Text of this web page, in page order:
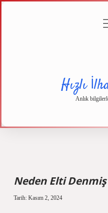
Hızlı
Anlık
Neden Elti Denmiş
Tarih: Kasım 2, 2024